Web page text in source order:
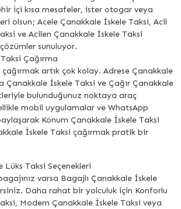
içi kısa mesafeler, ister otogar veya
olsun; Acele Çanakkale İskele Taksi, Acil
ve Acilen Çanakkale İskele Taksi
sunuluyor.
Çağırma
artık çok kolay. Adrese Çanakkale
Çanakkale İskele Taksi ve Çağır Çanakkale
bulunduğunuz noktaya araç
mobil uygulamalar ve WhatsApp
Konum Çanakkale İskele Taksi
İskele Taksi çağırmak pratik bir
Lüks Taksi Seçenekleri
varsa Bagajlı Çanakkale İskele
Daha rahat bir yolculuk için Konforlu
Modern Çanakkale İskele Taksi veya